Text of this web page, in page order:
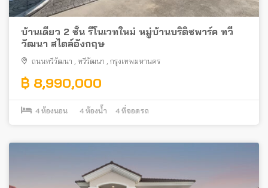
บ้านเดี่ยว 2 ชั้น รีโนเวทใหม่ หมู่บ้านบริติชพาร์ค ทวี
วัฒนา สไตล์อังกฤษ
ถนนทวีวัฒนา ทวีวัฒนา กรุงเทพมหานคร
฿ 8,990,000
4 ห้องนอน 4 ห้องน้ำ 4 ที่จอดรถ